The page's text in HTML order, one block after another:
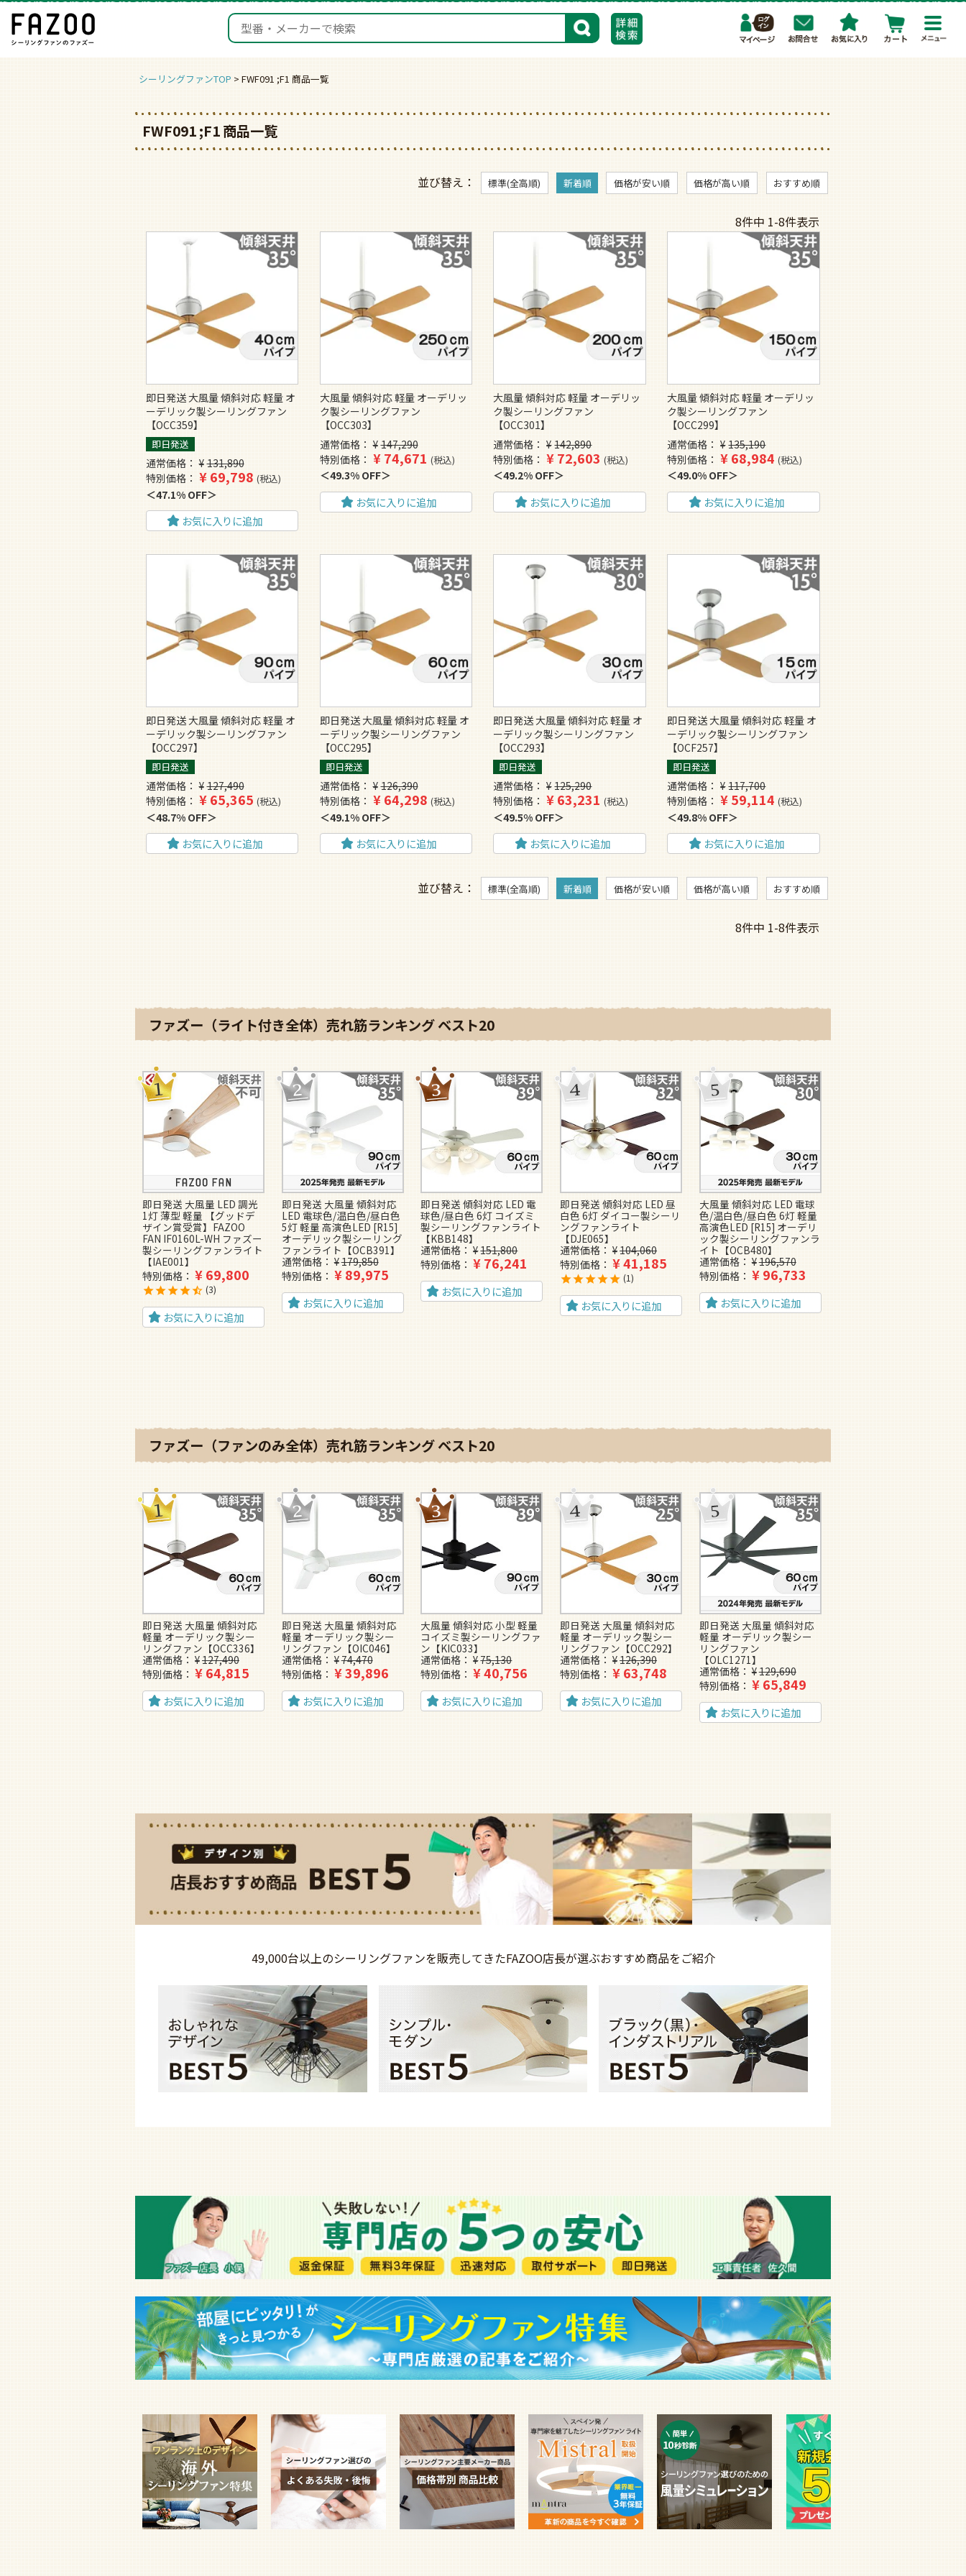
検索
シーリングファンTOP FWF091 ;F1 商品一覧
FWF091 ;F1 商品一覧
並び替え 標準(全高順) 新着順 価格が安い順 価格が高い順 おすすめ順
8件中 1-8件表示
即日発送 大風量 傾斜対応 軽量 オ
ーデリック製シーリングファン
【OCC359】
即日発送
通常価格 ¥ 131,890
特別価格
¥ 69,798 税込
47.1% OFF
お気に入りに追加
大風量 傾斜対応 軽量 オーデリッ
ク製シーリングファン
【OCC303】
通常価格
¥ 147,290
特別価格
¥ 74,671 税込
49.3% OFF
お気に入りに追加
大風量 傾斜対応 軽量 オーデリッ
ク製シーリングファン
【OCC301】
通常価格
¥ 142,890
特別価格
¥72,603 税込
49.2% OFF
お気に入りに追加
大風量 傾斜対応 軽量 オーデリッ
ク製シーリングファン
【OCC299】
通常価格
¥ 135,190
特別価格
¥68,984 税込
49.0% OFF
お気に入りに追加
即日発送 大風量 傾斜対応 軽量 オ
ーデリック製シーリングファン
【OCC297】
即日発送
通常価格 ¥ 127,490
特別価格
¥ 65,365 税込
48.7% OFF
お気に入りに追加
即日発送 大風量 傾斜対応 軽量 オ
ーデリック製シーリングファン
【OCC295】
即日発送
通常価格 ¥ 126,390
特別価格
¥ 64,298 税込
49.1% OFF
お気に入りに追加
即日発送 大風量 傾斜対応 軽量 オ
ーデリック製シーリングファン
【OCC293】
即日発送
通常価格 ¥ 125,290
特別価格
¥63,231 税込
49.5% OFF
お気に入りに追加
即日発送 大風量 傾斜対応 軽量 オ
ーデリック製シーリングファン
【OCF257】
即日発送
通常価格 ¥ 117,700
特別価格
¥59,114 税込
49.8% OFF
お気に入りに追加
並び替え 標準(全高順) 新着順 価格が安い順 価格が高い順 おすすめ順
8件中 1-8件表示
ファズー（ライト付き全体）売れ筋ランキング ベスト20
即日発送 大風量 LED 調光
1灯 薄型 軽量 【グッドデ
ザイン賞受賞】FAZOO
FAN IF0160L-WH ファズー
製シーリングファンライト
【IAE001】
特別価格
¥69,800
3
お気に入りに追加
即日発送 大風量 傾斜対応
LED 電球色/温白色/昼白色
5灯 軽量 高演色LED [R15]
オーデリック製シーリング
ファンライト【OCB391】
通常価格
¥179,850
特別価格
¥ 89,975
お気に入りに追加
即日発送 傾斜対応 LED 電
球色/昼白色 6灯 コイズミ
製シーリングファンライト
【KBB148】
通常価格
¥151,800
特別価格
¥76,241
お気に入りに追加
即日発送 傾斜対応 LED 昼
白色 6灯 ダイコー製シーリ
ングファンライト
【DJE065】
通常価格
¥104,060
特別価格
¥41,185
1
お気に入りに追加
大風量 傾斜対応 LED 電球
色/温白色/昼白色 6灯 軽量
高演色LED [R15] オーデリ
ック製シーリングファンラ
イト【OCB480】
通常価格
¥196,570
特別価格
¥ 96,733
お気に入りに追加
ファズー（ファンのみ全体）売れ筋ランキング ベスト20
即日発送 大風量 傾斜対応
軽量 オーデリック製シー
リングファン【OCC336】
通常価格
¥127,490
特別価格
¥64,815
お気に入りに追加
即日発送 大風量 傾斜対応
軽量 オーデリック製シー
リングファン【OIC046】
通常価格
¥74,470
特別価格
¥39,896
お気に入りに追加
大風量 傾斜対応 小型 軽量
コイズミ製シーリングファ
ン【KIC033】
通常価格
¥75,130
特別価格
¥40,756
お気に入りに追加
即日発送 大風量 傾斜対応
軽量 オーデリック製シー
リングファン【OCC292】
通常価格
¥126,390
特別価格
¥63,748
お気に入りに追加
即日発送 大風量 傾斜対応
軽量 オーデリック製シー
リングファン
【OLC1271】
通常価格
¥129,690
特別価格
¥ 65,849
お気に入りに追加
49,000台以上のシーリングファンを販売してきたFAZOO店長が選ぶおすすめ商品をご紹介